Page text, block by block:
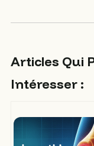
Articles Qui
Intéresser :